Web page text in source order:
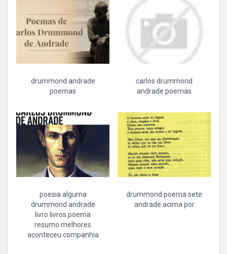
drummond andrade
poemas
carlos drummond
andrade poemas
poesia alguma
drummond andrade
livro livros poema
resumo melhores
aconteceu companhia
drummond poema sete
andrade acima por